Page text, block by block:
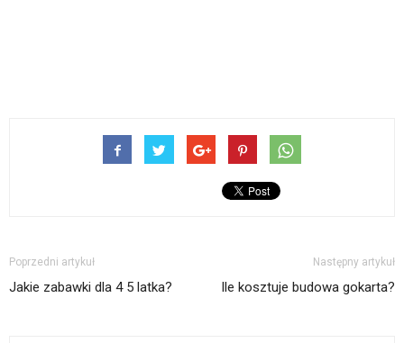
Poprzedni artykuł
Jakie zabawki dla 4 5 latka?
Następny artykuł
Ile kosztuje budowa gokarta?